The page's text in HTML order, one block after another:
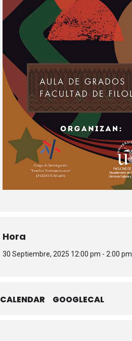
Hora
30 Septiembre, 2025 12:00 pm - 2:00 pm
CALENDAR GOOGLECAL